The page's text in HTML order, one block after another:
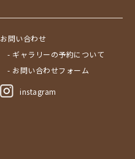
お問い合わせ
- ギャラリーの予約について
- お問い合わせフォーム
instagram